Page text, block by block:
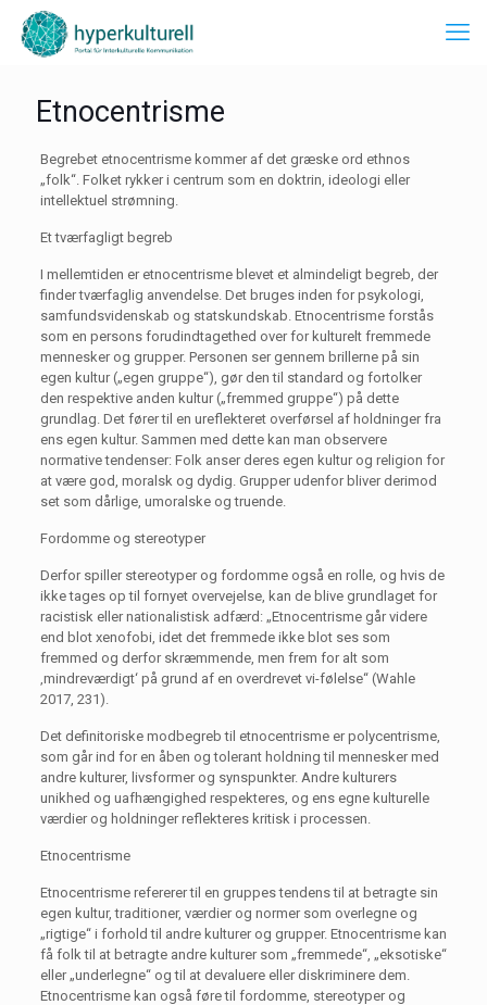
Etnocentrisme
Begrebet etnocentrisme kommer af det græske ord ethnos
„folk“. Folket rykker i centrum som en doktrin, ideologi eller
intellektuel strømning.
Et tværfagligt begreb
I mellemtiden er etnocentrisme blevet et almindeligt begreb, der
finder tværfaglig anvendelse. Det bruges inden for psykologi,
samfundsvidenskab og statskundskab. Etnocentrisme forstås
som en persons forudindtagethed over for kulturelt fremmede
mennesker og grupper. Personen ser gennem brillerne på sin
egen kultur („egen gruppe“), gør den til standard og fortolker
den respektive anden kultur („fremmed gruppe“) på dette
grundlag. Det fører til en ureflekteret overførsel af holdninger fra
ens egen kultur. Sammen med dette kan man observere
normative tendenser: Folk anser deres egen kultur og religion for
at være god, moralsk og dydig. Grupper udenfor bliver derimod
set som dårlige, umoralske og truende.
Fordomme og stereotyper
Derfor spiller stereotyper og fordomme også en rolle, og hvis de
ikke tages op til fornyet overvejelse, kan de blive grundlaget for
racistisk eller nationalistisk adfærd: „Etnocentrisme går videre
end blot xenofobi, idet det fremmede ikke blot ses som
fremmed og derfor skræmmende, men frem for alt som
‚mindreværdigt‘ på grund af en overdrevet vi-følelse“ (Wahle
2017, 231).
Det definitoriske modbegreb til etnocentrisme er polycentrisme,
som går ind for en åben og tolerant holdning til mennesker med
andre kulturer, livsformer og synspunkter. Andre kulturers
unikhed og uafhængighed respekteres, og ens egne kulturelle
værdier og holdninger reflekteres kritisk i processen.
Etnocentrisme
Etnocentrisme refererer til en gruppes tendens til at betragte sin
egen kultur, traditioner, værdier og normer som overlegne og
„rigtige“ i forhold til andre kulturer og grupper. Etnocentrisme kan
få folk til at betragte andre kulturer som „fremmede“, „eksotiske“
eller „underlegne“ og til at devaluere eller diskriminere dem.
Etnocentrisme kan også føre til fordomme, stereotyper og